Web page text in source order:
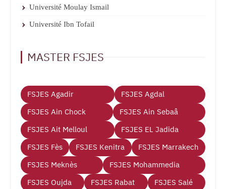
Université Moulay Ismail
Université Ibn Tofail
MASTER FSJES
FSJES Agadir
FSJES Agdal
FSJES Ain Chock
FSJES Ain Sebaâ
FSJES Ait Melloul
FSJES EL Jadida
FSJES Fès
FSJES Kenitra
FSJES Marrakech
FSJES Meknès
FSJES Mohammedia
FSJES Oujda
FSJES Rabat
FSJES Salé